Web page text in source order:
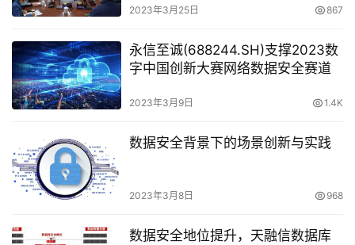
2023年3月25日 867
永信至诚(688244.SH)支撑2023数
字中国创新大赛网络数据安全赛道
2023年3月9日 1.4K
数据安全背景下的场景创新与实践
2023年3月8日 968
数据安全地位提升，天融信数据库